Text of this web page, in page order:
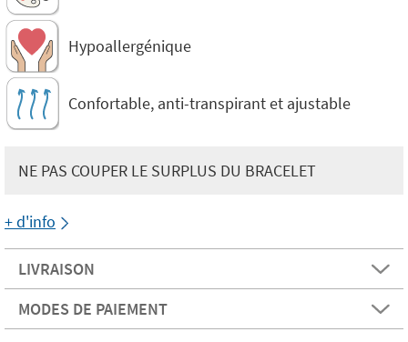
Hypoallergénique
Confortable, anti-transpirant et ajustable
NE PAS COUPER LE SURPLUS DU BRACELET
+ d'info
LIVRAISON
MODES DE PAIEMENT